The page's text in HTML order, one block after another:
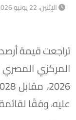
الإثنين، 22 يونيو 2026 11:02 ص
تراجعت قيمة
عليه، وفقًا